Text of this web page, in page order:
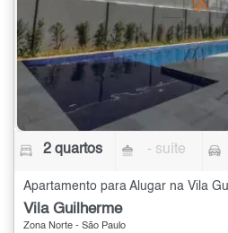
2 quartos - suíte
Vila Guilherme
Zona Norte - São Paulo